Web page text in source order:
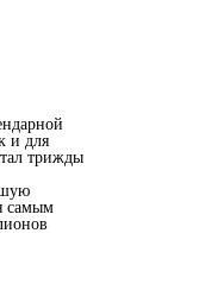
и для
трижды
самым